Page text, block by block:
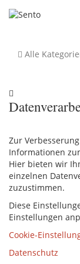
Alle
Zur
Informationen
Hier bieten wir
einzelnen
zuzustimmen.
Diese
Einstellungen
Cookie-
Datenschutz